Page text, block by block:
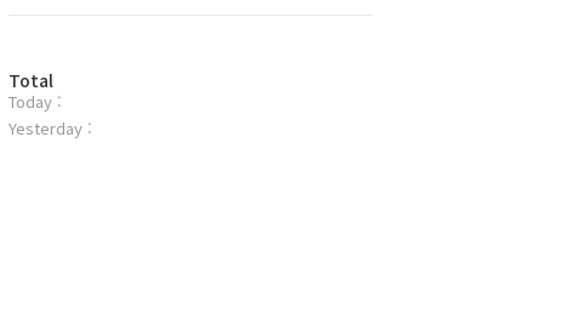
플
러
그
방
문
자
Total
Today :
Yesterday :